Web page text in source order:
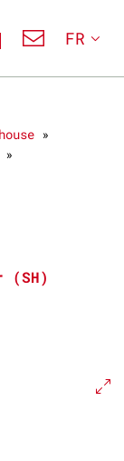
FR
(SH)